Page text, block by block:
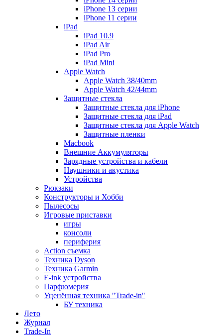
iPhone 13 серии
iPhone 11 серии
iPad
iPad 10.9
iPad Air
iPad Pro
iPad Mini
Apple Watch
Apple Watch 38/40mm
Apple Watch 42/44mm
Защитные стекла
Защитные стекла для iPhone
Защитные стекла для iPad
Защитные стекла для Apple Watch
Защитные пленки
Macbook
Внешние Аккумуляторы
Зарядные устройства и кабели
Наушники и акустика
Устройства
Рюкзаки
Конструкторы и Хобби
Пылесосы
Игровые приставки
игры
консоли
периферия
Action съемка
Техника Dyson
Техника Garmin
E-ink устройства
Парфюмерия
Уценённая техника "Trade-in"
БУ техника
Лето
Журнал
Trade-In